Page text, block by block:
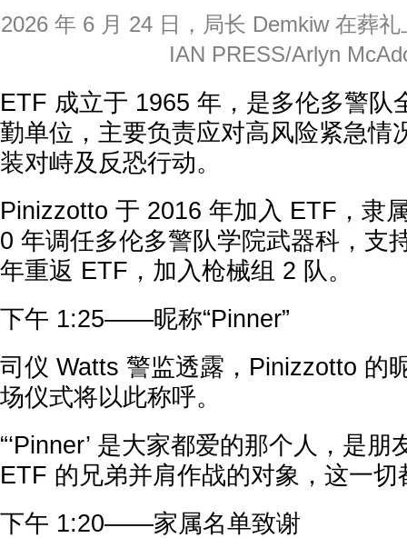
2026 年 6 月 24 日，局长 Demkiw 在葬
IAN PRESS/Arlyn
ETF 成立于 1965 年，是多伦多警队
勤单位，主要负责应对高风险紧急情
装对峙及反恐行动。
Pinizzotto 于 2016 年加入 ETF，隶
0 年调任多伦多警队学院武器科，支
年重返 ETF，加入枪械组 2 队。
下午 1:25——昵称“Pinner”
司仪 Watts 警监透露，Pinizzotto 的
场仪式将以此称呼。
“‘Pinner’ 是大家都爱的那个人，是
ETF 的兄弟并肩作战的对象，这一切
下午 1:20——家属名单致谢